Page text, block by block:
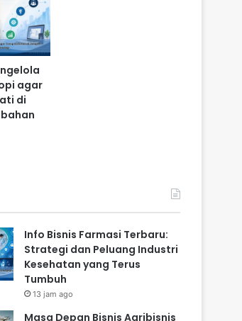
agar
di
Info Bisnis Farmasi Terbaru:
Strategi dan Peluang Industri
Kesehatan yang Terus
Tumbuh
13 jam ago
Masa Depan Bisnis Agribisnis